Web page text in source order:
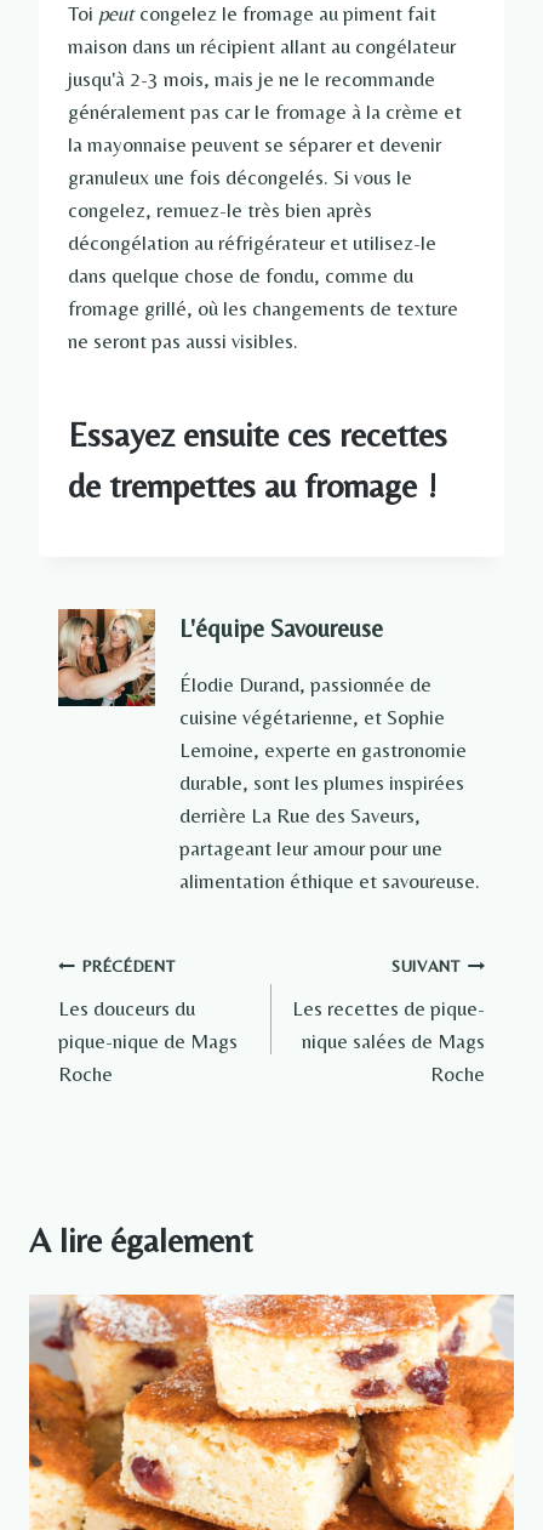
Toi peutcongelez le fromage au piment fait
maison dans un récipient allant au congélateur
jusqu'à 2-3 mois, mais je ne le recommande
généralement pas car le fromage à la crème et
la mayonnaise peuvent se séparer et devenir
granuleux une fois décongelés. Si vous le
congelez, remuez-le très bien après
décongélation au réfrigérateur et utilisez-le
dans quelque chose de fondu, comme du
fromage grillé, où les changements de texture
ne seront pas aussi visibles.
Essayez ensuite ces recettes
de trempettes au fromage !
L'équipe Savoureuse
Élodie Durand, passionnée de
cuisine végétarienne, et Sophie
Lemoine, experte en gastronomie
durable, sont les plumes inspirées
derrière La Rue des Saveurs,
partageant leur amour pour une
alimentation éthique et savoureuse.
Navigation
de
l’article
PRÉCÉDENT
Les douceurs du
pique-nique de Mags
Roche
SUIVANT
Les recettes de pique-
nique salées de Mags
Roche
A lire également